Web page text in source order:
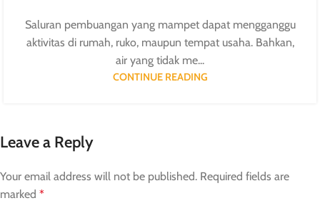
Saluran pembuangan yang mampet dapat mengganggu
aktivitas di rumah, ruko, maupun tempat usaha. Bahkan,
air yang tidak me...
CONTINUE READING
Leave a Reply
Your email address will not be published. Required fields are
marked *